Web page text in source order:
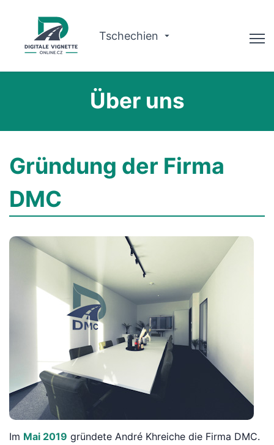
Tschechien
Gültigkeit prüfen
Routenplaner
Deutsch
Über uns
Gründung der Firma
DMC
Im Mai 2019 gründete André Khreiche die Firma DMC.